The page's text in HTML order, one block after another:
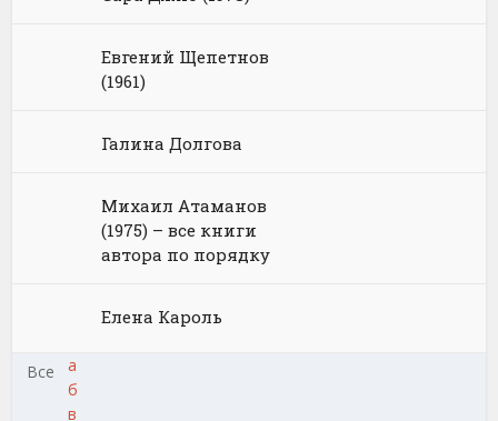
Евгений Щепетнов
(1961)
Галина Долгова
Михаил Атаманов
(1975) – все книги
автора по порядку
Елена Кароль
Все
а
б
в